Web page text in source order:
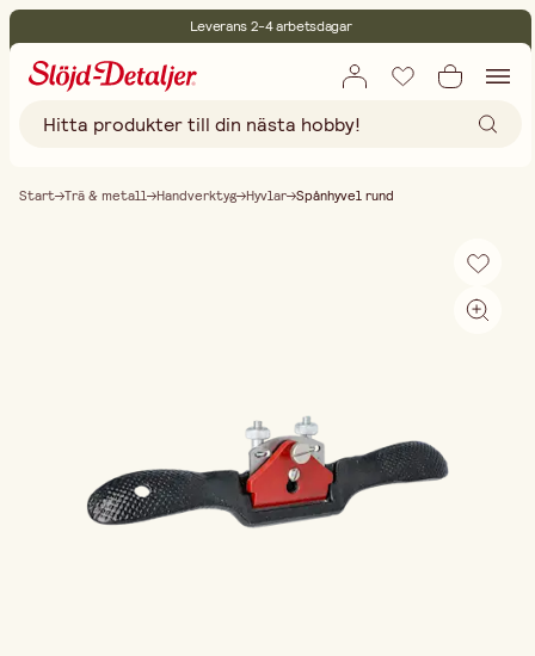
Leverans 2-4 arbetsdagar
Fri frakt vid köp över 499:-
Start Trä & metall Handverktyg Hyvlar Spånhyvel rund